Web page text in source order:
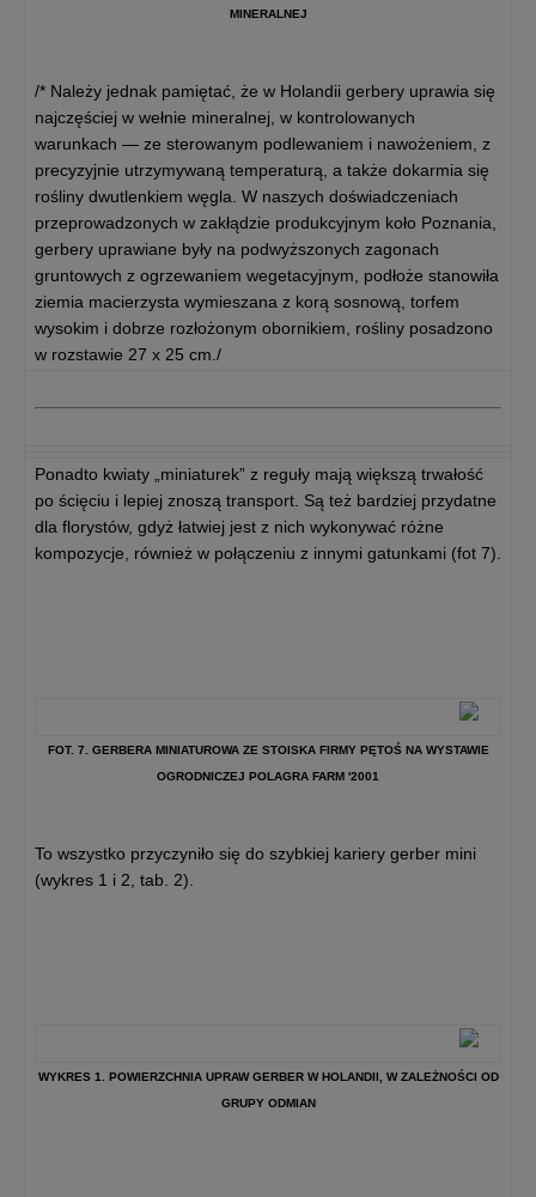
MINERALNEJ
/* Należy jednak pamiętać, że w Holandii gerbery uprawia się
najczęściej w wełnie mineralnej, w kontrolowanych
warunkach — ze sterowanym podlewaniem i nawożeniem, z
precyzyjnie utrzymywaną temperaturą, a także dokarmia się
rośliny dwutlenkiem węgla. W naszych doświadczeniach
przeprowadzonych w zakłądzie produkcyjnym koło Poznania,
gerbery uprawiane były na podwyższonych zagonach
gruntowych z ogrzewaniem wegetacyjnym, podłoże stanowiła
ziemia macierzysta wymieszana z korą sosnową, torfem
wysokim i dobrze rozłożonym obornikiem, rośliny posadzono
w rozstawie 27 x 25 cm./
Ponadto kwiaty „miniaturek” z reguły mają większą trwałość
po ścięciu i lepiej znoszą transport. Są też bardziej przydatne
dla florystów, gdyż łatwiej jest z nich wykonywać różne
kompozycje, również w połączeniu z innymi gatunkami (fot 7).
FOT. 7. GERBERA MINIATUROWA ZE STOISKA FIRMY PĘTOŚ NA WYSTAWIE
OGRODNICZEJ POLAGRA FARM '2001
To wszystko przyczyniło się do szybkiej kariery gerber mini
(wykres 1 i 2, tab. 2).
WYKRES 1. POWIERZCHNIA UPRAW GERBER W HOLANDII, W ZALEŻNOŚCI OD
GRUPY ODMIAN